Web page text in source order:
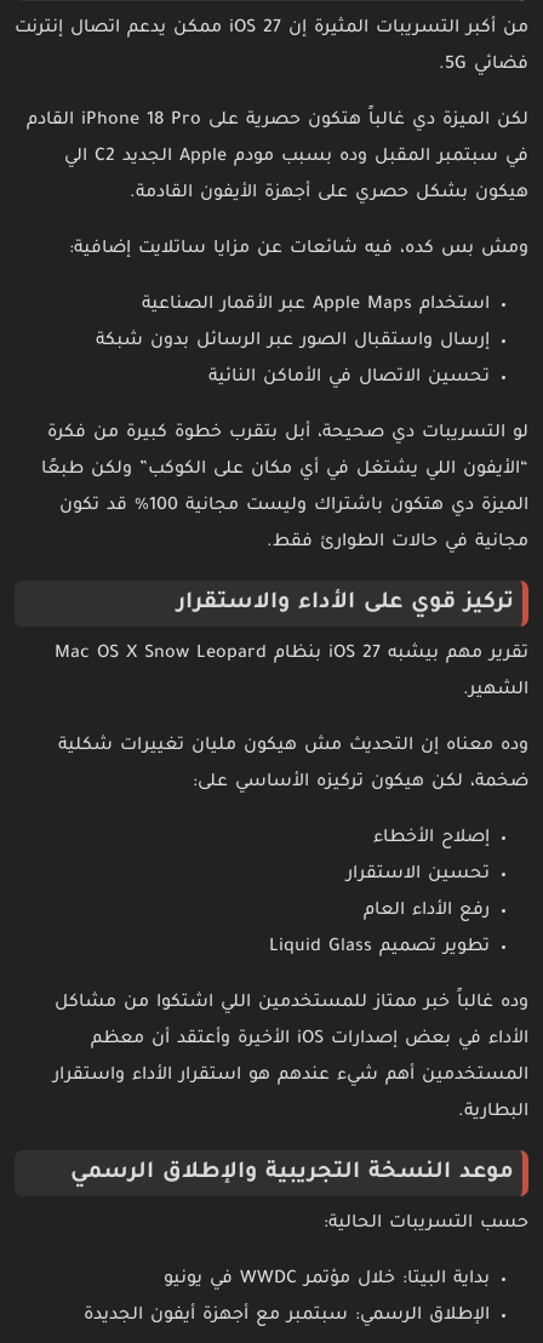
من أكبر التسريبات المثيرة إن iOS 27 ممكن يدعم اتصال إنترنت
فضائي 5G.
لكن الميزة دي غالباً هتكون حصرية على iPhone 18 Pro القادم
في سبتمبر المقبل وده بسبب مودم Apple الجديد C2 الي
هيكون بشكل حصري على أجهزة الأيفون القادمة.
ومش بس كده، فيه شائعات عن مزايا ساتلايت إضافية:
استخدام Apple Maps عبر الأقمار الصناعية
إرسال واستقبال الصور عبر الرسائل بدون شبكة
تحسين الاتصال في الأماكن النائية
لو التسريبات دي صحيحة، أبل بتقرب خطوة كبيرة من فكرة
“الأيفون اللي يشتغل في أي مكان على الكوكب” ولكن طبعًا
الميزة دي هتكون باشتراك وليست مجانية 100% قد تكون
مجانية في حالات الطوارئ فقط.
تركيز قوي على الأداء والاستقرار
تقرير مهم بيشبه iOS 27 بنظام Mac OS X Snow Leopard
الشهير.
وده معناه إن التحديث مش هيكون مليان تغييرات شكلية
ضخمة، لكن هيكون تركيزه الأساسي على:
إصلاح الأخطاء
تحسين الاستقرار
رفع الأداء العام
تطوير تصميم Liquid Glass
وده غالباً خبر ممتاز للمستخدمين اللي اشتكوا من مشاكل
الأداء في بعض إصدارات iOS الأخيرة وأعتقد أن معظم
المستخدمين أهم شيء عندهم هو استقرار الأداء واستقرار
البطارية.
موعد النسخة التجريبية والإطلاق الرسمي
حسب التسريبات الحالية:
بداية البيتا: خلال مؤتمر WWDC في يونيو
الإطلاق الرسمي: سبتمبر مع أجهزة أيفون الجديدة